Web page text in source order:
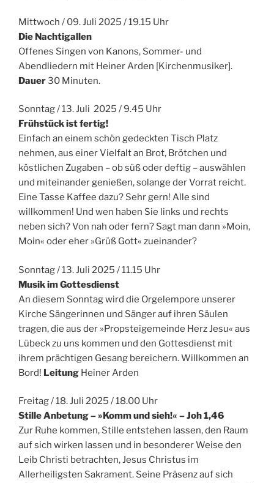
Mittwoch / 09. Juli 2025 / 19.15 Uhr
Die Nachtigallen
Offenes Singen von Kanons, Sommer- und
Abendliedern mit Heiner Arden [Kirchenmusiker].
Dauer30 Minuten.
Sonntag / 13. Juli 2025 / 9.45 Uhr
Frühstück ist fertig!
Einfach an einem schön gedeckten Tisch Platz
nehmen, aus einer Vielfalt an Brot, Brötchen und
köstlichen Zugaben – ob süß oder deftig – auswählen
und miteinander genießen, solange der Vorrat reicht.
Eine Tasse Kaffee dazu? Sehr gern! Alle sind
willkommen! Und wen haben Sie links und rechts
neben sich? Von nah oder fern? Sagt man dann »Moin,
Moin« oder eher »Grüß Gott« zueinander?
Sonntag / 13. Juli 2025 / 11.15 Uhr
Musik im Gottesdienst
An diesem Sonntag wird die Orgelempore unserer
Kirche Sängerinnen und Sänger auf ihren Säulen
tragen, die aus der »Propsteigemeinde Herz Jesu« aus
Lübeck zu uns kommen und den Gottesdienst mit
ihrem prächtigen Gesang bereichern. Willkommen an
Bord! Leitung Heiner Arden
Freitag / 18. Juli 2025 / 18.00 Uhr
Stille Anbetung – »Komm und sieh!« – Joh 1,46
Zur Ruhe kommen, Stille entstehen lassen, den Raum
auf sich wirken lassen und in besonderer Weise den
Leib Christi betrachten, Jesus Christus im
Allerheiligsten Sakrament. Seine Präsenz auf sich